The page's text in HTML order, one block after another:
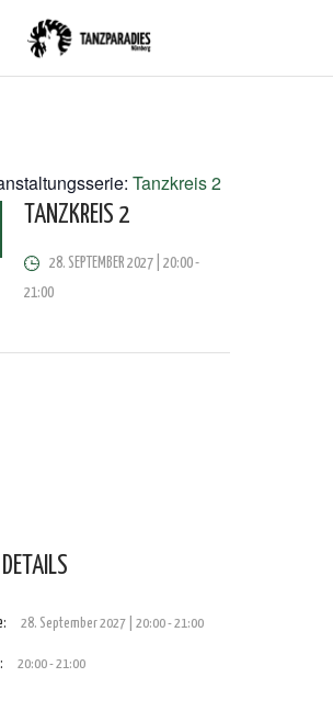
Tanzkreis 2
TANZKREIS 2
28. SEPTEMBER 2027 | 20:00-
21:00
28. September 2027 | 20:00-21:00
20:00 - 21:00